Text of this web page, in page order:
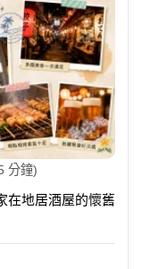
分鐘)
在地居酒屋的懷舊